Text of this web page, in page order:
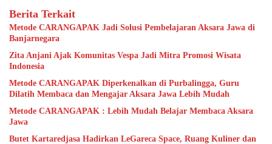
Berita Terkait
Metode CARANGAPAK Jadi Solusi Pembelajaran Aksara Jawa di
Banjarnegara
Zita Anjani Ajak Komunitas Vespa Jadi Mitra Promosi Wisata
Indonesia
Metode CARANGAPAK Diperkenalkan di Purbalingga, Guru
Dilatih Membaca dan Mengajar Aksara Jawa Lebih Mudah
Metode CARANGAPAK : Lebih Mudah Belajar Membaca Aksara
Jawa
Butet Kartaredjasa Hadirkan LeGareca Space, Ruang Kuliner dan